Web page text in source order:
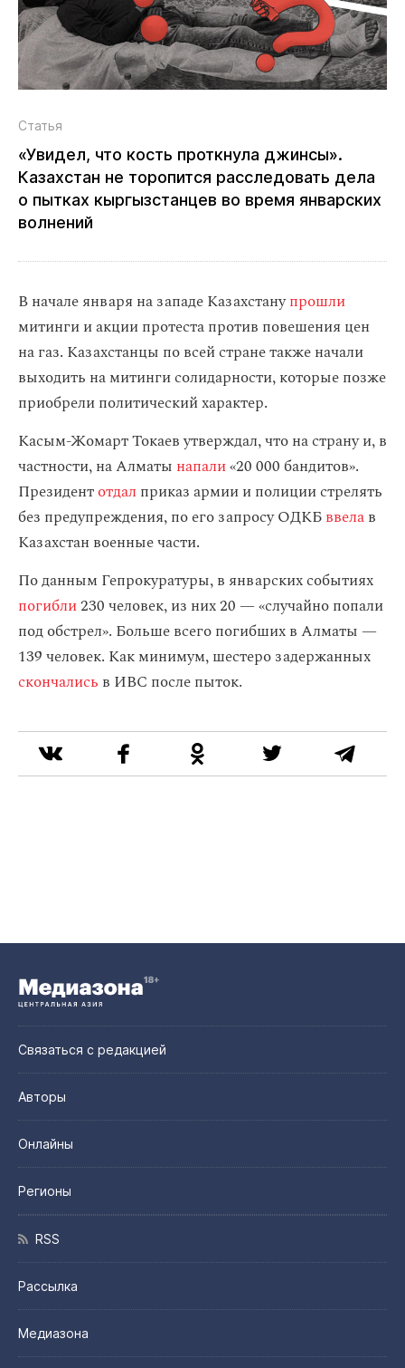
Статья
«Увидел, что кость проткнула джинсы».
Казахстан не торопится расследовать дела
о пытках кыргызстанцев во время январских
волнений
В начале января на западе Казахстанупрошли
митинги и акции протеста против повешения цен
на газ. Казахстанцы по всей стране также начали
выходить на митинги солидарности, которые позже
приобрели политический характер.
Касым-Жомарт Токаев утверждал, что на страну и, в
частности, на Алматы напали«20 000 бандитов».
Президентотдал приказ армии и полиции стрелять
без предупреждения, по его запросу ОДКБввелав
Казахстан военные части.
По данным Гепрокуратуры, в январских событиях
погибли230 человек, из них 20 — «случайно попали
под обстрел». Больше всего погибших в Алматы —
139 человек. Как минимум, шестеро задержанных
скончались в ИВС после пыток.
Связаться с редакцией
Авторы
Онлайны
Регионы
RSS
Рассылка
Медиазона